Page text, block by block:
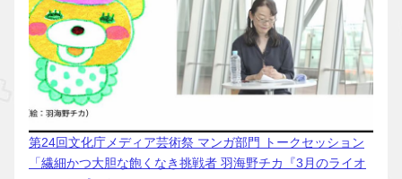
第24回文化庁メディア芸術祭 マンガ部門 トークセッション
「繊細かつ大胆な飽くなき挑戦者 羽海野チカ『3月のライオ